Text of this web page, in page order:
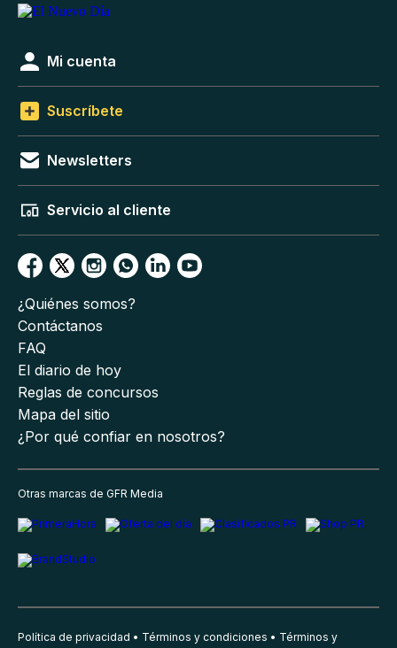
Mi cuenta
Suscríbete
Newsletters
Servicio al cliente
¿Quiénes somos?
Contáctanos
FAQ
El diario de hoy
Reglas de concursos
Mapa del sitio
¿Por qué confiar en nosotros?
Otras marcas de GFR Media
Política de privacidad Términos y condiciones Términos y